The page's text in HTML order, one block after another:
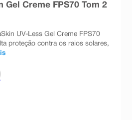
Gel Creme FPS70 Tom 2
UV-Less Gel Creme FPS70
proteção contra os raios solares,